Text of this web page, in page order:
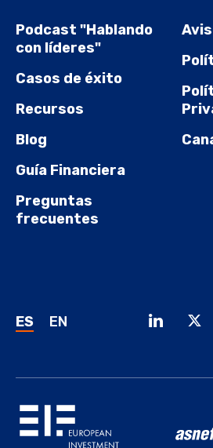
Podcast "Hablando
con líderes"
Casos de éxito
Recursos
Blog
Guía Financiera
Preguntas
frecuentes
ES EN